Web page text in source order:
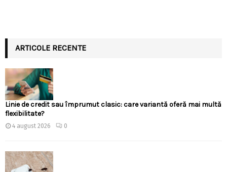
ARTICOLE RECENTE
Linie de credit sau împrumut clasic: care variantă oferă mai multă
flexibilitate?
4 august 2026 0